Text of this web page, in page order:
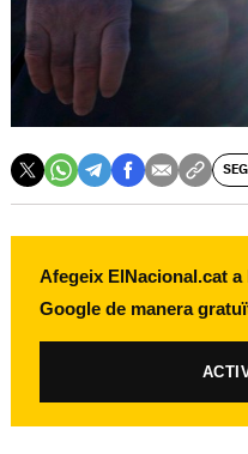
Afegeix ElNacional.cat
Google de manera